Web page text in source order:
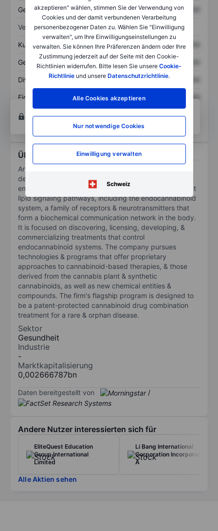
akzeptieren" wählen, stimmen Sie der Verwendung von
Cookies und der damit verbundenen Verarbeitung
personenbezogener Daten zu. Wählen Sie "Einwilligung
verwalten", um Ihre Einwilligungseinstellungen zu
verwalten. Sie können Ihre Präferenzen ändern oder Ihre
Zustimmung jederzeit auf der Seite mit den Cookie-
Richtlinien widerrufen. Bitte lesen Sie unsere Cookie-
Richtlinieund unsere Datenschutzrichtlinie.
Alle Cookies akzeptieren
Nur notwendige Cookies
Einwilligung verwalten
Schweiz
Gesamtschulden XXXXXXX XXXXXXX
Verhältnisse
Kurs/Umsatz XXXXXXX XXXXXXX
Gewinn je Aktie XXXXXXX XXXXXXX
Dividende je Aktie XXXXXXX XXXXXXX
Eigenkapitalrendite XXXXXXX
XXXXXXX
Konto eröffnenum Zugriff auf mehr Diagramm-
Über Artelo Biosciences Inc.
Artelo Biosciences Inc is a United States-based
development-stage biopharmaceutical company. It is
engaged in the development of therapeutics that target
lipid signaling pathways, including the endocannabinoid
system, a family of receptors & neurotransmitters that
form a biochemical communication network in the body.
It is focused on discovering, licensing, developing, &
commercializing treatments that control
endocannabinoid systems. The company pursues
technologies & programs that offer proprietary
approaches to cannabinoid-based therapies, & those
derived from the cannabis plant & synthetic
cannabinoids, as well as new chemical entities &
compounds. The firm's flagship program is designed to
be a patent-protected cannabinoid drug combination
treatment for a rare & orphan disease.
Sektor
Gesundheit
Industrie
-
Marktkapitalisierung
0,002666787bn
Daten bereitgestellt von /
Andere Nutzer interessierten sich für
EliteQuest Education
Group International
Limited
Li Bang International
Corporation Incorporation-
A
Alle Aktien sehen